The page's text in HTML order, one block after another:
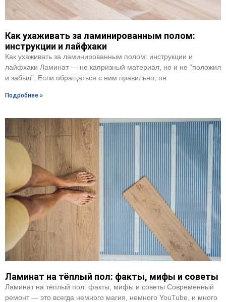
Как ухаживать за ламинированным полом:
инструкции и лайфхаки
Как ухаживать за ламинированным полом: инструкции и
лайфхаки Ламинат — не капризный материал, но и не “положил
и забыл”. Если обращаться с ним правильно, он
Подробнее »
Ламинат на тёплый пол: факты, мифы и советы
Ламинат на тёплый пол: факты, мифы и советы Современный
ремонт — это всегда немного магия, немного YouTube, и много